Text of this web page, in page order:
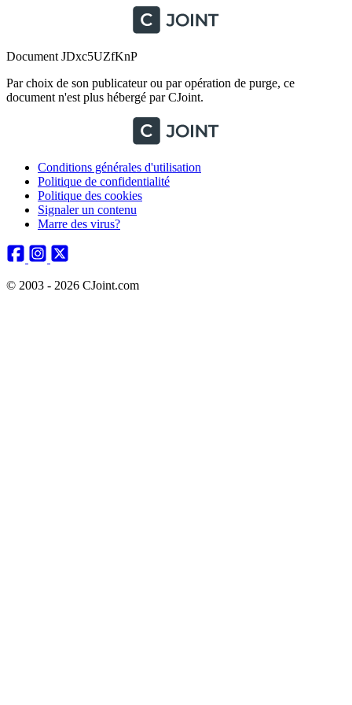
Document JDxc5UZfKnP
Par choix de son publicateur ou par opération de purge, ce
document n'est plus hébergé par CJoint.
Conditions générales d'utilisation
Politique de confidentialité
Politique des cookies
Signaler un contenu
Marre des virus?
© 2003 - 2026 CJoint.com